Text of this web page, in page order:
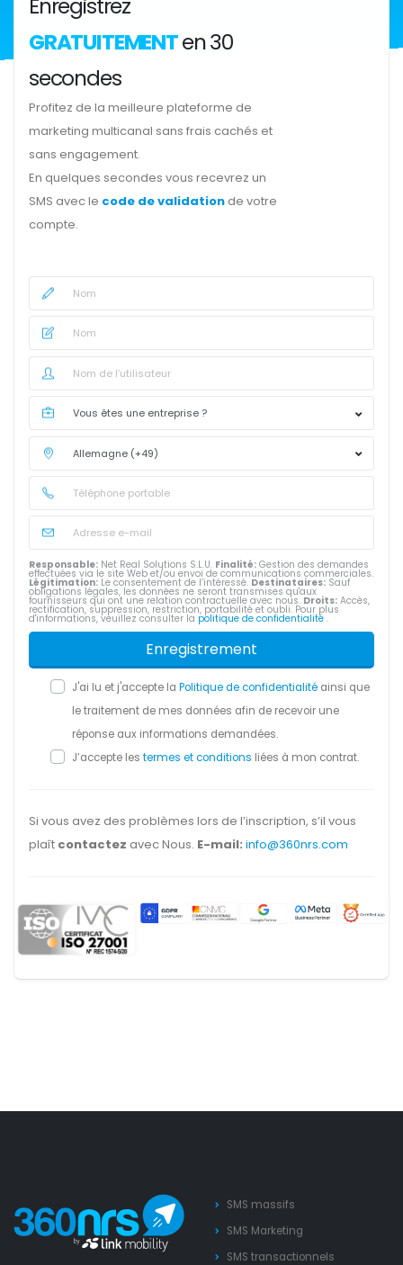
GRATUITEMENTen 30
secondes
Profitez de la meilleure plateforme de
marketing multicanal sans frais cachés et
sans engagement.
En quelques secondes vous recevrez un
SMS avec le code de validation de votre
compte.
Responsable: Net Real Solutions S.L.U. Finalité: Gestion des demandes
effectuées via le site Web et/ou envoi de communications commerciales.
Légitimation: Le consentement de l’intéressé. Destinataires: Sauf
obligations légales, les données ne seront transmises qu'aux
fournisseurs qui ont une relation contractuelle avec nous. Droits: Accès,
rectification, suppression, restriction, portabilité et oubli. Pour plus
d'informations, veuillez consulter la politique de confidentialité .
Enregistrement
J'ai lu et j'accepte la Politique de confidentialité ainsi que
le traitement de mes données afin de recevoir une
réponse aux informations demandées.
J’accepte les termes et conditions liées à mon contrat.
Si vous avez des problèmes lors de l’inscription, s’il vous
plaît contactez avec Nous. E-mail: info@360nrs.com
SMS massifs
SMS Marketing
SMS transactionnels